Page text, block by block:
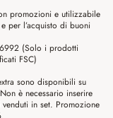
promozioni e utilizzabile
per l’acquisto di buoni
(Solo i prodotti
FSC)
sono disponibili su
è necessario inserire
in set. Promozione